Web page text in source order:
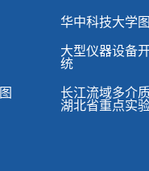
华中科技大学
大型仪器设备
统
长江流域多介
湖北省重点实